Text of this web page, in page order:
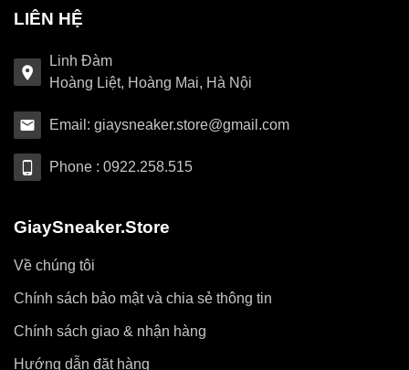
LIÊN HỆ
Linh Đàm
Hoàng Liệt, Hoàng Mai, Hà Nội
Email: giaysneaker.store@gmail.com
Phone : 0922.258.515
GiaySneaker.Store
Về chúng tôi
Chính sách bảo mật và chia sẻ thông tin
Chính sách giao & nhận hàng
Hướng dẫn đặt hàng